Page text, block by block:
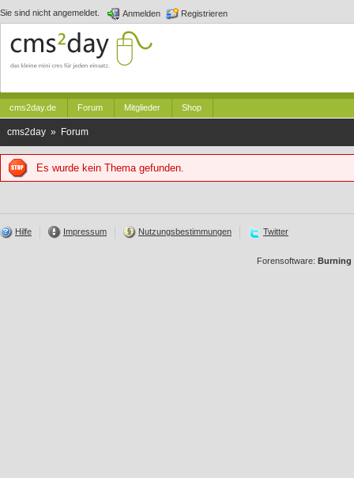
Sie sind nicht angemeldet. Anmelden Registrieren
cms2day.de Forum Mitglieder Shop
cms2day » Forum
Es wurde kein Thema gefunden.
Hilfe Impressum Nutzungsbestimmungen Twitter
Forensoftware: Burning